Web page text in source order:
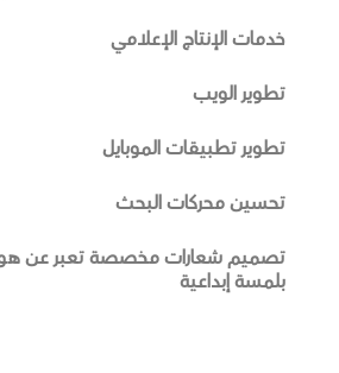
خدمات الإنتاج الإعلامي
تطوير الويب
تطوير تطبيقات الموبايل
تحسين محركات البحث
تصميم شعارات مخصصة تعبر عن هوية
بلمسة إبداعية